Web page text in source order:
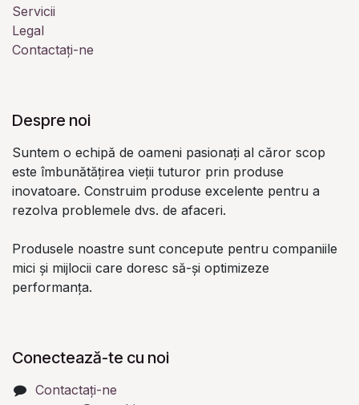
Servicii
Legal
Contactați-ne
Despre noi
Suntem o echipă de oameni pasionați al căror scop
este îmbunătățirea vieții tuturor prin produse
inovatoare. Construim produse excelente pentru a
rezolva problemele dvs. de afaceri.
Produsele noastre sunt concepute pentru companiile
mici și mijlocii care doresc să-și optimizeze
performanța.
Conectează-te cu noi
Contactați-ne